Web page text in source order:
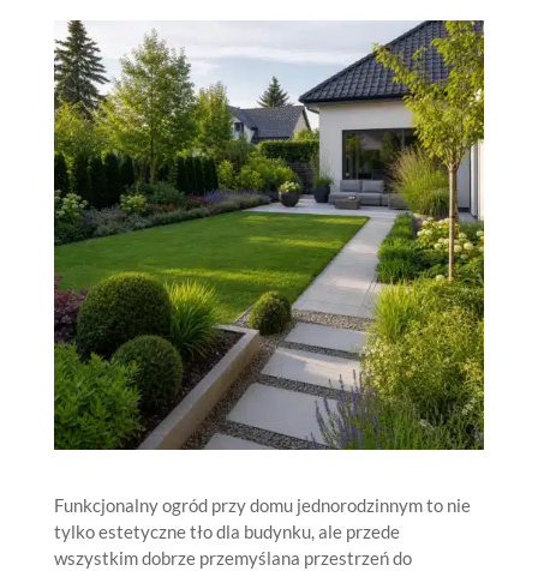
Funkcjonalny ogród przy domu jednorodzinnym to nie
tylko estetyczne tło dla budynku, ale przede
wszystkim dobrze przemyślana przestrzeń do